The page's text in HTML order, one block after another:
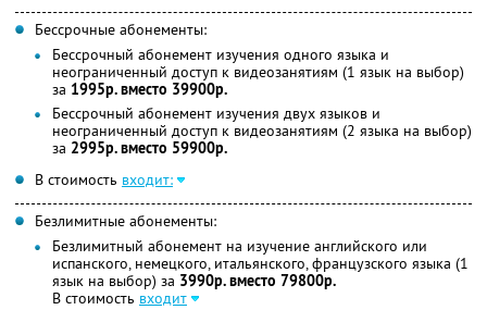
Бессрочные абонементы:
Бессрочный абонемент изучения одного языка и
неограниченный доступ к видеозанятиям (1 язык на выбор)
за 1995р. вместо 39900р.
Бессрочный абонемент изучения двух языков и
неограниченный доступ к видеозанятиям (2 языка на выбор)
за 2995р. вместо 59900р.
В стоимость входит:
Безлимитные абонементы:
Безлимитный абонемент на изучение английского или
испанского, немецкого, итальянского, французского языка (1
язык на выбор) за 3990р. вместо 79800р.
В стоимость входит